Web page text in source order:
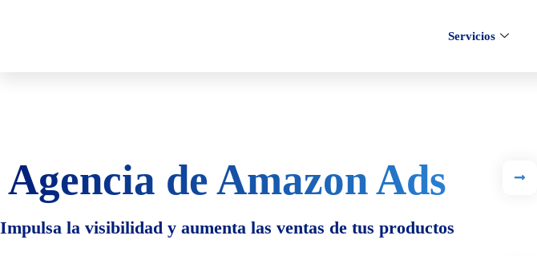
Servicios
Agencia de Amazon Ads
Impulsa la visibilidad y aumenta las ventas de tus productos